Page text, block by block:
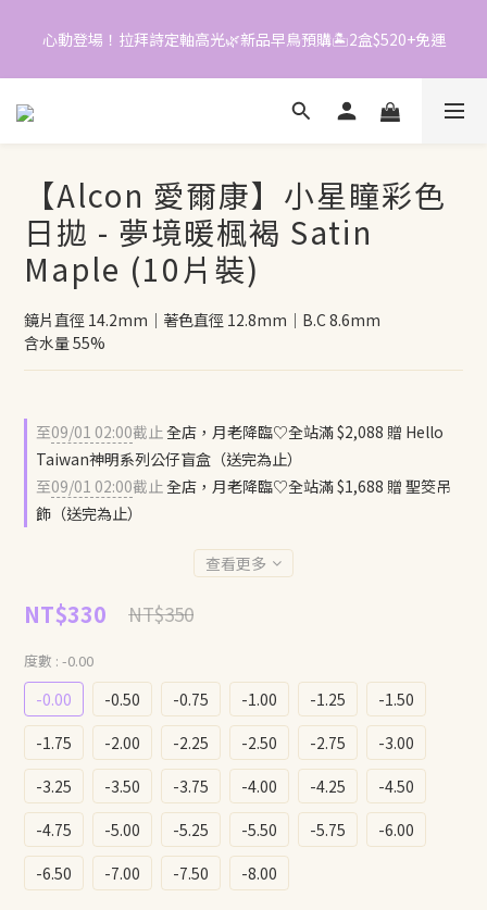
📱加入官方LINE｜領$50折價券
5
4
3
0
3
2
1
1
0
4
3
2
1
心動登場！拉拜詩定軸高光🌿新品早鳥預購🏝️2盒$520+免運
📱加入官方LINE｜領$50折價券
【Alcon 愛爾康】小星瞳彩色
日拋 - 夢境暖楓褐 Satin
Maple (10片裝)
鏡片直徑 14.2mm｜著色直徑 12.8mm｜B.C 8.6mm
含水量 55%
至09/01 02:00截止全店，月老降臨♡全站滿 $2,088 贈 Hello
Taiwan神明系列公仔盲盒（送完為止）
至09/01 02:00截止全店，月老降臨♡全站滿 $1,688 贈 聖筊吊
飾（送完為止）
查看更多
NT$330 NT$350
度數 : -0.00
-0.00 -0.50 -0.75 -1.00 -1.25
-1.50
-1.75
-2.00 -2.25 -2.50 -2.75
-3.00
-3.25
-3.50 -3.75 -4.00 -4.25
-4.50
-4.75
-5.00 -5.25 -5.50 -5.75
-6.00
-6.50
-7.00 -7.50 -8.00